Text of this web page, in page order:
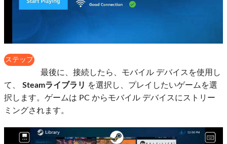
ステップ
最後に、接続したら、モバイル デバイスを使用し
て、 Steamライブラリ を選択し、プレイしたいゲームを選
択します。ゲームは PC からモバイル デバイスにストリー
ミングされます。